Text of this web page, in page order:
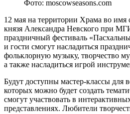
Фото: moscowseasons.com
12 мая на территории Храма во имя
князя Александра Невского при
праздничный фестиваль
и гости смогут насладиться
фольклорную музыку, творчество
а также насладиться игрой
Будут доступны мастер-классы для
которых можно будет создать
смогут участвовать в
представлениях. Любители